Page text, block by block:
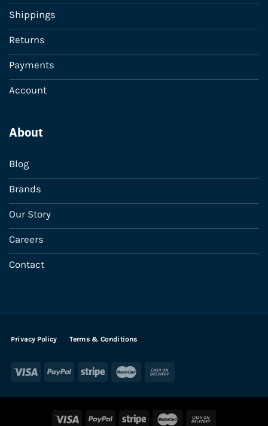
Shippings
Returns
Payments
Account
About
Blog
Brands
Our Story
Careers
Contact
Privacy Policy Terms & Conditions